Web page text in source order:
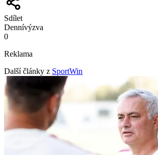
Sdílet
Dennívýzva
0
Reklama
Další články z SportWin